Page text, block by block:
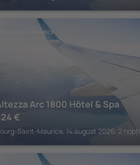
SAINT-MAURICE
Arc 1800 Hôtel & Spa
€
Saint-Maurice, 14 august 2026, 2 nopți